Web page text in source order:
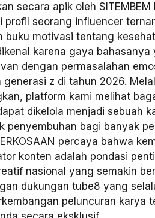
secara apik oleh SITEMBEM
profil seorang influencer
buku motivasi tentang
karena gaya bahasanya
dengan permasalahan
generasi z di tahun 2026.
platform kami melihat
dikelola menjadi sebuah
penyembuhan bagi banyak
percaya bahwa
konten adalah pondasi
nasional yang semakin
dukungan tube8 yang
peluncuran karya